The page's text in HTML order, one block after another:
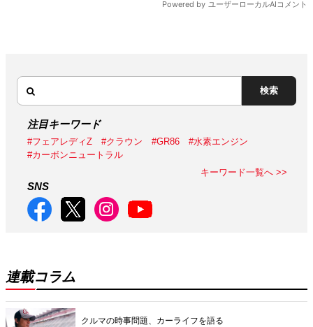
検索
注目キーワード
#フェアレディZ #クラウン #GR86
#水素エンジン
#カーボンニュートラル
キーワード一覧へ >>
SNS
連載コラム
クルマの時事問題、カーライフを語る